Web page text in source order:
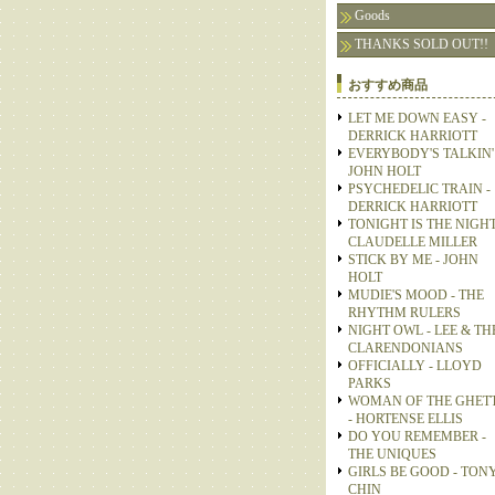
Goods
THANKS SOLD OUT!!
おすすめ商品
LET ME DOWN EASY -
DERRICK HARRIOTT
EVERYBODY'S
JOHN HOLT
PSYCHEDELIC TRAIN -
DERRICK HARRIOTT
TONIGHT IS THE
CLAUDELLE MILLER
STICK BY ME - JOHN
HOLT
MUDIE'S MOOD - THE
RHYTHM RULERS
NIGHT OWL - LEE &
CLARENDONIANS
OFFICIALLY - LLOYD
PARKS
WOMAN OF THE
- HORTENSE ELLIS
DO YOU REMEMBER -
THE UNIQUES
GIRLS BE GOOD -
CHIN